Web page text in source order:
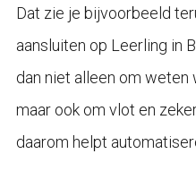
Dat zie je bijvoorbeeld
aansluiten op Leerling in
dan niet alleen om
maar ook om vlot en
daarom helpt